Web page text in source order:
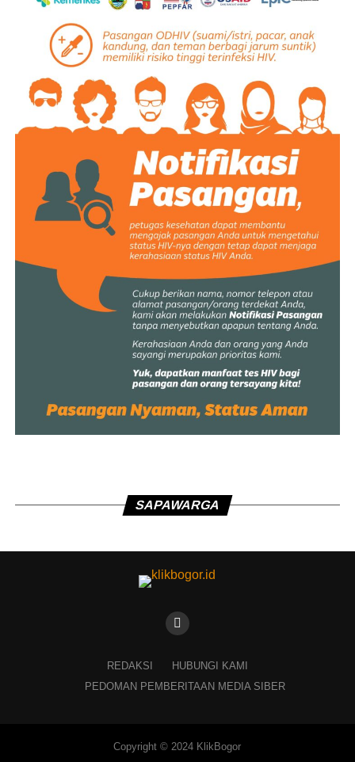
SAPAWARGA
REDAKSI
HUBUNGI KAMI
PEDOMAN PEMBERITAAN MEDIA SIBER
Copyright © 2024 KlikBogor